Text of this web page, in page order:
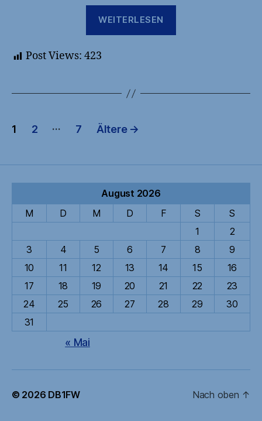
WEITERLESEN
Saison“
Post Views: 423
Seitennummerierung
Beiträge
1 2 … 7 Ältere →
August 2026
M
D M D F S
S
1
2
3
4 5 6 7 8
9
10
11 12 13 14 15
16
17
18 19 20 21 22
23
24
25 26 27 28 29
30
31
« Mai
© 2026 DB1FW Nach oben ↑